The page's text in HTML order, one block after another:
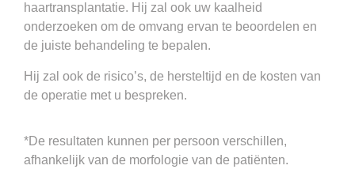
haartransplantatie. Hij zal ook uw kaalheid
onderzoeken om de omvang ervan te beoordelen en
de juiste behandeling te bepalen.
Hij zal ook de risico’s, de hersteltijd en de kosten van
de operatie met u bespreken.
*De resultaten kunnen per persoon verschillen,
afhankelijk van de morfologie van de patiënten.